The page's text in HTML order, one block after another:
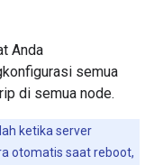
Anda
semua
di semua node.
ketika server
otomatis saat reboot,